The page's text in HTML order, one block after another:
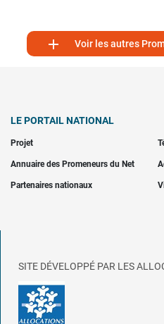
 Voir les autres
LE PORTAIL NATIONAL
Projet
Annuaire des Promeneurs du Net
Partenaires nationaux
SITE DÉVELOPPÉ PAR LES